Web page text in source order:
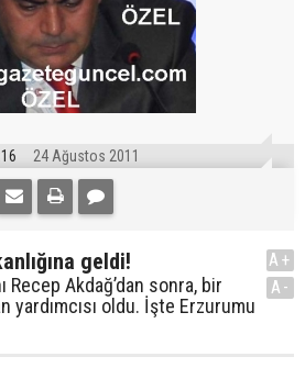
24 Ağustos 2011
geldi!
Recep Akdağ’dan sonra, bir
yardımcısı oldu. İşte Erzurumu
A+
A-